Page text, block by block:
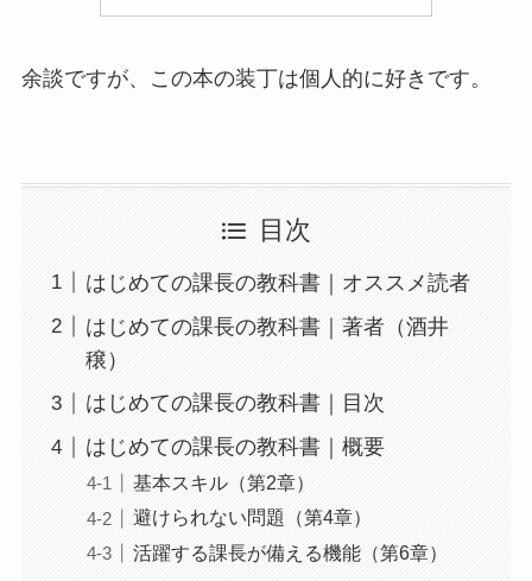
余談ですが、この本の装丁は個人的に好きです。
目次
はじめての課長の教科書｜オススメ読者
はじめての課長の教科書｜著者（酒井
穣）
はじめての課長の教科書｜目次
はじめての課長の教科書｜概要
基本スキル（第2章）
避けられない問題（第4章）
活躍する課長が備える機能（第6章）